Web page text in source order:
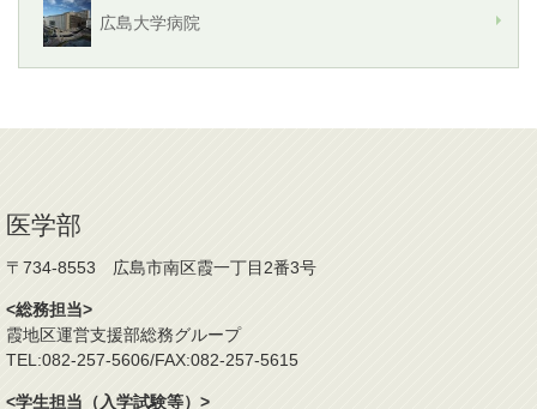
広島大学病院
医学部
〒734-8553 広島市南区霞一丁目2番3号
<総務担当>
霞地区運営支援部総務グループ
TEL:082-257-5606/FAX:082-257-5615
<学生担当（入学試験等）>